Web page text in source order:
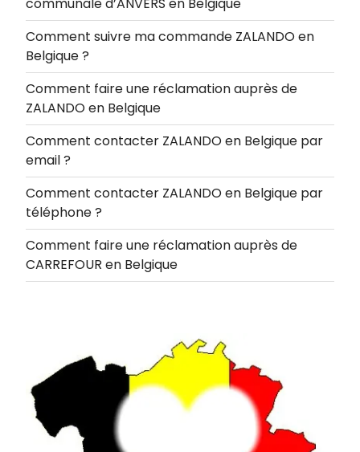
communale d’ANVERS en Belgique
Comment suivre ma commande ZALANDO en
Belgique ?
Comment faire une réclamation auprès de
ZALANDO en Belgique
Comment contacter ZALANDO en Belgique par
email ?
Comment contacter ZALANDO en Belgique par
téléphone ?
Comment faire une réclamation auprès de
CARREFOUR en Belgique